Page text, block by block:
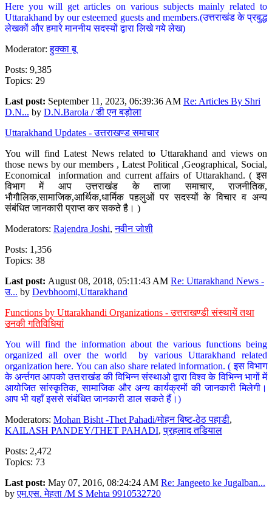
Here you will get articles on various subjects mainly related to
Uttarakhand by our esteemed guests and members.(उत्तराखंड के प्रबुद्ध
लेखकों और हमारे माननीय सदस्यों द्वारा लिखे गये लेख)
Moderator:हुक्का बू
Posts: 9,385
Topics: 29
Last post: September 11, 2023, 06:39:36 AM Re: Articles By Shri
D.N... by D.N.Barola / डी एन बड़ोला
Uttarakhand Updates - उत्तराखण्ड समाचार
You will find Latest News related to Uttarakhand and views on
those news by our members , Latest Political ,Geographical, Social,
Economical information and current affairs of Uttarakhand. ( इस
विभाग में आप उत्तराखंड के ताजा समाचार, राजनीतिक,
भौगौलिक,सामाजिक,आर्थिक,धार्मिक पहलुओं पर सदस्यों के विचार व अन्य
संबंधित जानकारी प्राप्त कर सकते है। )
Moderators: Rajendra Joshi,नवीन जोशी
Posts: 1,356
Topics: 38
Last post: August 08, 2018, 05:11:43 AM Re: Uttarakhand News -
उ... by Devbhoomi,Uttarakhand
Functions by Uttarakhandi Organizations - उत्तराखण्डी संस्थायें तथा
उनकी गतिविधियां
You will find the information about the various functions being
organized all over the world by various Uttarakhand related
organization here. You can also share related information. ( इस विभाग
के अर्न्तगत आपको उत्तराखंड की विभिन्न संस्थाओ द्वारा विश्व के विभिन्न भागों में
आयोजित सांस्कृतिक, सामाजिक और अन्य कार्यक्रमों की जानकारी मिलेगी।
आप भी यहाँ इससे संबंधित जानकारी डाल सकते हैं।)
Moderators: Mohan Bisht -Thet Pahadi/मोहन बिष्ट-ठेठ पहाडी,
KAILASH PANDEY/THET PAHADI,प्रहलाद तडियाल
Posts: 2,472
Topics: 73
Last post: May 07, 2016, 08:24:24 AM Re: Jangeeto ke Jugalban...
byएम.एस. मेहता /M S Mehta 9910532720